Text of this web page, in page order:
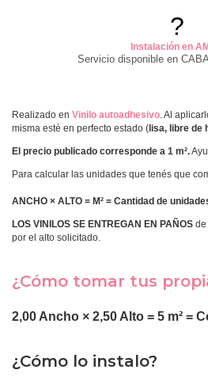
?
Instalación en
Servicio disponible en
Realizado en Vinilo autoadhesivo. Al
misma esté en perfecto estado ( lisa, libre de
El precio publicado corresponde a 1 m².
Para calcular las unidades que tenés que
ANCHO × ALTO = M² = Cantidad de
LOS VINILOS SE ENTREGAN EN PAÑOS de
por el alto solicitado.
¿Cómo tomar tus
2,00 Ancho × 2,50 Alto = 5 m² =
¿Cómo lo instalo?